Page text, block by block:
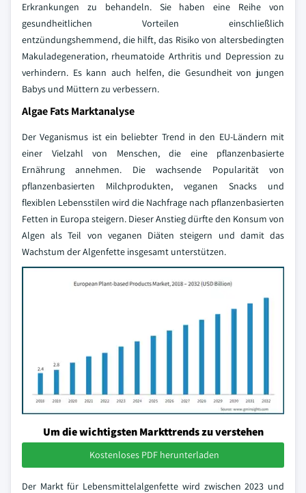
Erkrankungen zu behandeln. Sie haben eine Reihe von
gesundheitlichen Vorteilen einschließlich
entzündungshemmend, die hilft, das Risiko von altersbedingten
Makuladegeneration, rheumatoide Arthritis und Depression zu
verhindern. Es kann auch helfen, die Gesundheit von jungen
Babys und Müttern zu verbessern.
Algae Fats Marktanalyse
Der Veganismus ist ein beliebter Trend in den EU-Ländern mit
einer Vielzahl von Menschen, die eine pflanzenbasierte
Ernährung annehmen. Die wachsende Popularität von
pflanzenbasierten Milchprodukten, veganen Snacks und
flexiblen Lebensstilen wird die Nachfrage nach pflanzenbasierten
Fetten in Europa steigern. Dieser Anstieg dürfte den Konsum von
Algen als Teil von veganen Diäten steigern und damit das
Wachstum der Algenfette insgesamt unterstützen.
Um die wichtigsten Markttrends zu verstehen
Kostenloses PDF herunterladen
Der Markt für Lebensmittelalgenfette wird zwischen 2023 und